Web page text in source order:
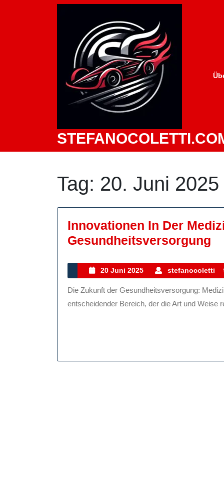
Tag: 20. Juni 2025
Innovationen In Der
Gesundheitsversorgung
20 Juni 2025
20
Juni
2025
stefanocoletti
Die Zukunft der Gesundheitsversorgung: Medizintechnik im Fokus Die Medizintechnik ist ein
entscheidender Bereich, der die Art und Weise